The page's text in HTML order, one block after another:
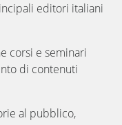
editori italiani
corsi e seminari
di contenuti
al pubblico,